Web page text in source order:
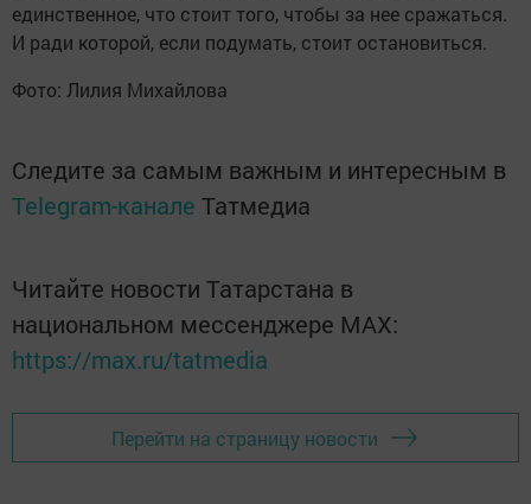
единственное, что стоит того, чтобы за нее сражаться.
И ради которой, если подумать, стоит остановиться.
Фото: Лилия Михайлова
Следите за самым важным и интересным в
Telegram-канале Татмедиа
Читайте новости Татарстана в
национальном мессенджере MАХ:
https://max.ru/tatmedia
Перейти на страницу новости